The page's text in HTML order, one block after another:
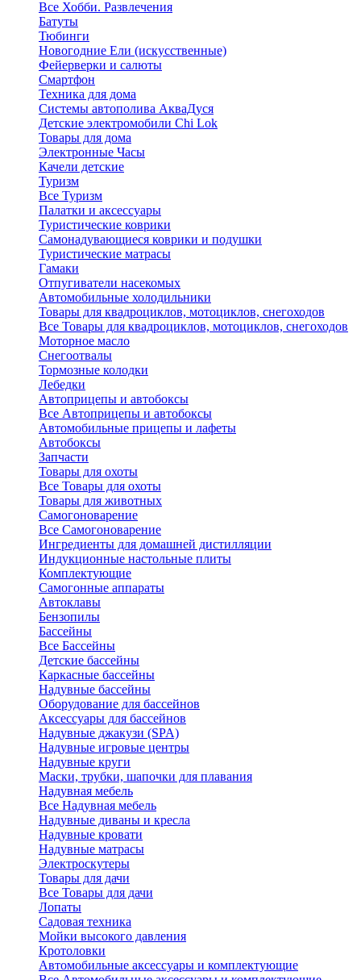
Все Хобби. Развлечения
Батуты
Тюбинги
Новогодние Ели (искусственные)
Фейерверки и салюты
Смартфон
Техника для дома
Системы автополива АкваДуся
Детские электромобили Chi Lok
Товары для дома
Электронные Часы
Качели детские
Туризм
Все Туризм
Палатки и аксессуары
Туристические коврики
Самонадувающиеся коврики и подушки
Туристические матрасы
Гамаки
Отпугиватели насекомых
Автомобильные холодильники
Товары для квадроциклов, мотоциклов, снегоходов
Все Товары для квадроциклов, мотоциклов, снегоходов
Моторное масло
Снегоотвалы
Тормозные колодки
Лебедки
Автоприцепы и автобоксы
Все Автоприцепы и автобоксы
Автомобильные прицепы и лафеты
Автобоксы
Запчасти
Товары для охоты
Все Товары для охоты
Товары для животных
Самогоноварение
Все Самогоноварение
Ингредиенты для домашней дистилляции
Индукционные настольные плиты
Комплектующие
Самогонные аппараты
Автоклавы
Бензопилы
Бассейны
Все Бассейны
Детские бассейны
Каркасные бассейны
Надувные бассейны
Оборудование для бассейнов
Аксессуары для бассейнов
Надувные джакузи (SPA)
Надувные игровые центры
Надувные круги
Маски, трубки, шапочки для плавания
Надувная мебель
Все Надувная мебель
Надувные диваны и кресла
Надувные кровати
Надувные матрасы
Электроскутеры
Товары для дачи
Все Товары для дачи
Лопаты
Садовая техника
Мойки высокого давления
Кротоловки
Автомобильные аксессуары и комплектующие